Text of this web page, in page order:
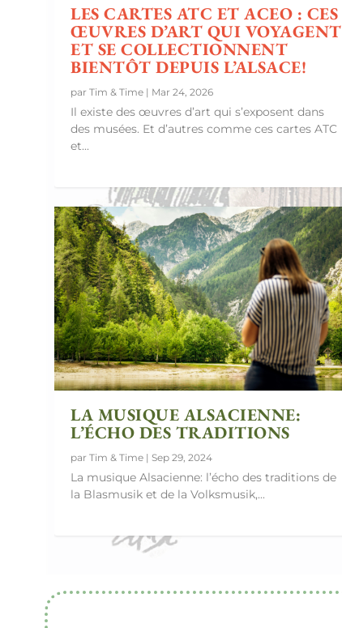
LES CARTES ATC ET ACEO : CES
ŒUVRES D’ART QUI VOYAGENT
ET SE COLLECTIONNENT
BIENTÔT DEPUIS L’ALSACE!
parTim & Time | Mar 24, 2026
Il existe des œuvres d’art qui s’exposent dans
des musées. Et d’autres comme ces cartes ATC
et...
LA MUSIQUE ALSACIENNE:
L’ÉCHO DES TRADITIONS
parTim & Time |Sep 29, 2024
La musique Alsacienne: l’écho des traditions de
la Blasmusik et de la Volksmusik,...